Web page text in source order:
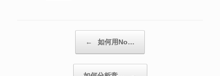
← 如何用No…